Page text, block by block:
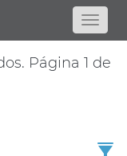
Página 1 de